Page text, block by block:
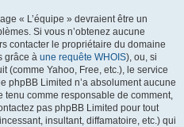
« L’équipe » devraient être un
Si vous n’obtenez aucune
contacter le propriétaire du domaine
grâce à une requête WHOIS), ou, si
(comme Yahoo, Free, etc.), le service
phpBB Limited n’a absolument aucune
comme responsable de comment,
pas phpBB Limited pour tout
insultant, diffamatoire, etc.) qui